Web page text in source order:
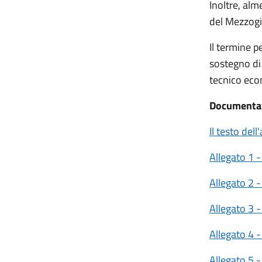
Inoltre,
del
Il termine
sostegno
tecnico
Il testo
Allegato 1
Allegato 2
Allegato 3
Allegato 4